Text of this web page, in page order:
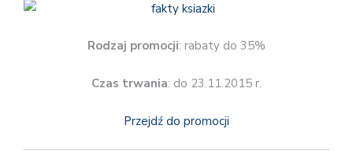
Rodzaj promocji: rabaty do 35%
Czas trwania: do 23.11.2015 r.
Przejdź do promocji